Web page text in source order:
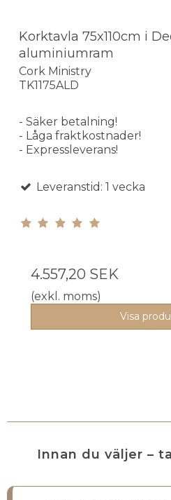
Korktavla 75x110cm i
aluminiumram
Cork Ministry
TK1175ALD
- Säker betalning!
- Låga fraktkostnader!
- Expressleverans!
Leveranstid: 1 vecka
4.557,20 SEK
(exkl. moms)
Visa
Innan du väljer –